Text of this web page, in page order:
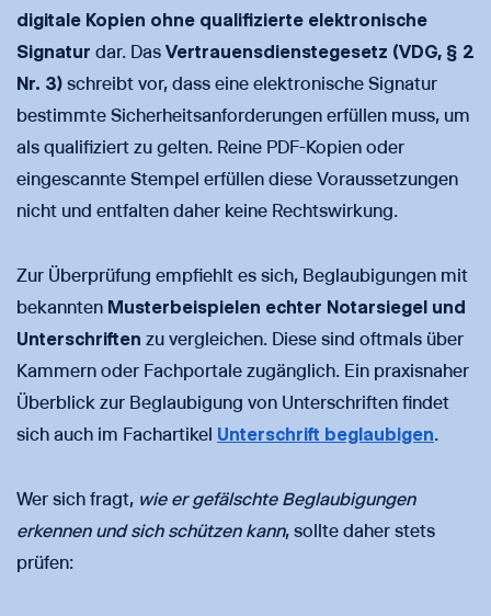
digitale Kopien ohne qualifizierte elektronische
Signatur dar. Das Vertrauensdienstegesetz (VDG, § 2
Nr. 3) schreibt vor, dass eine elektronische Signatur
bestimmte Sicherheitsanforderungen erfüllen muss, um
als qualifiziert zu gelten. Reine PDF-Kopien oder
eingescannte Stempel erfüllen diese Voraussetzungen
nicht und entfalten daher keine Rechtswirkung.
Zur Überprüfung empfiehlt es sich, Beglaubigungen mit
bekannten Musterbeispielen echter Notarsiegel und
Unterschriften zu vergleichen. Diese sind oftmals über
Kammern oder Fachportale zugänglich. Ein praxisnaher
Überblick zur Beglaubigung von Unterschriften findet
sich auch im Fachartikel Unterschrift beglaubigen.
Wer sich fragt, wie er gefälschte Beglaubigungen
erkennen und sich schützen kann, sollte daher stets
prüfen: